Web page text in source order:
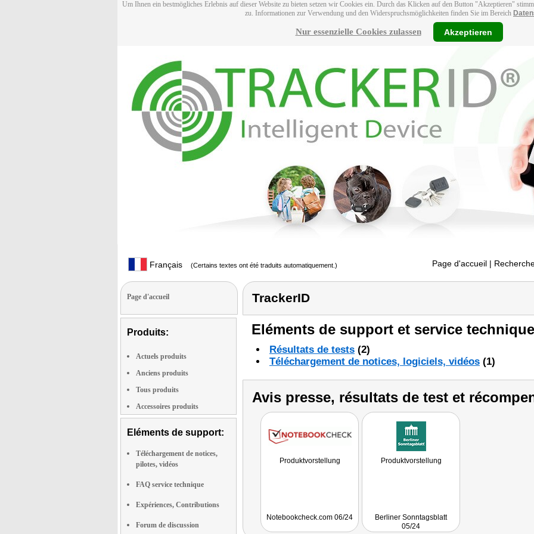
Um Ihnen ein bestmögliches Erlebnis auf dieser Website zu bieten setzen wir Cookies ein. Durch das Klicken auf den Button "Akzeptieren"
zu. Informationen zur Verwendung und den Widerspruchsmöglichkeiten finden Sie im Bereich
Nur essenzielle Cookies zulassen Akzeptieren
Français (Certains textes ont été traduits automatiquement.) Page d'accueil |
Page d'accueil
Produits:
Actuels produits
Anciens produits
Tous produits
Accessoires produits
Eléments de support:
Téléchargement de notices,
pilotes, vidéos
FAQ service technique
Expériences, Contributions
Forum de discussion
TrackerID
Eléments de support et service
Résultats de tests (2)
Téléchargement de notices, logiciels, vidéos (1)
Avis presse, résultats de test et
Produktvorstellung
Notebookcheck.com 06/24
Produktvorstellung
Berliner Sonntagsblatt
05/24